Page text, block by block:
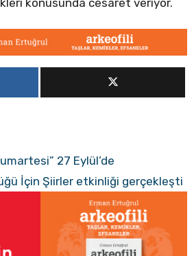
27 Eylül’de
İçin Şiirler etkinliği gerçekleşti